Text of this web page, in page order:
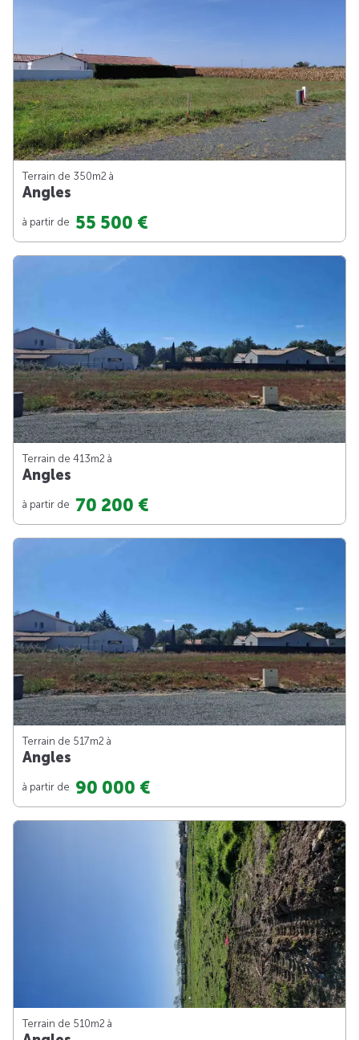
Terrain de 350m2 à
Angles
à partir de 55 500 €
Terrain de 413m2 à
Angles
à partir de 70 200 €
Terrain de 517m2 à
Angles
à partir de 90 000 €
Terrain de 510m2 à